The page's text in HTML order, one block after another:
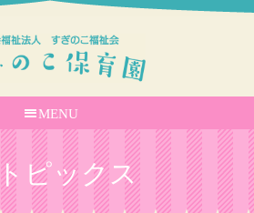
MENU
トピックス